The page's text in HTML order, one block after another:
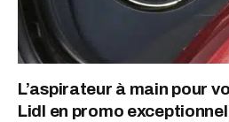
L’aspirateur à main pour
Lidl en promo